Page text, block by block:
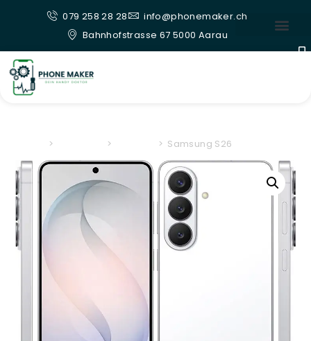
079 258 28 28
info@phonemaker.ch
Bahnhofstrasse 67 5000 Aarau
> > > Samsung S26